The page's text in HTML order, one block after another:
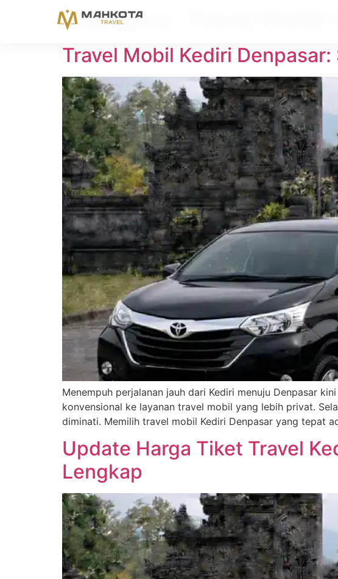
Category:
Travel Mobil Kediri
Menempuh perjalanan jauh dari Kediri menuju Denpasar
konvensional ke layanan travel mobil yang lebih privat.
diminati. Memilih travel mobil Kediri Denpasar yang tepat
Update Harga Tiket Travel
Lengkap